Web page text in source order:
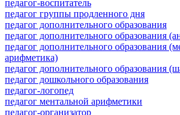
педагог-воспитатель
педагог группы продленного дня
педагог дополнительного образования
педагог дополнительного образования
педагог дополнительного образования
арифметика)
педагог дополнительного образования
педагог дошкольного образования
педагог-логопед
педагог ментальной арифметики
педагог-организатор